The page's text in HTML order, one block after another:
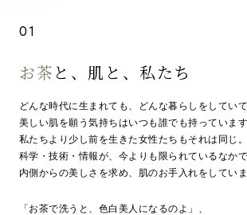
01
お茶 と、肌と、私たち
どんな時代に生まれても、どんな暮らしをしてい
美しい肌を願う気持ちはいつも誰でも持っています
私たちより少し前を生きた女性たちもそれは同じ。
科学・技術・情報が、今よりも限られているなかで
内側からの美しさを求め、肌のお手入れをしていま
「お茶で洗うと、色白美人になるのよ」、